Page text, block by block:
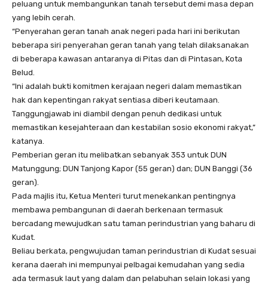
peluang untuk membangunkan tanah tersebut demi masa depan
yang lebih cerah.
“Penyerahan geran tanah anak negeri pada hari ini berikutan
beberapa siri penyerahan geran tanah yang telah dilaksanakan
di beberapa kawasan antaranya di Pitas dan di Pintasan, Kota
Belud.
“Ini adalah bukti komitmen kerajaan negeri dalam memastikan
hak dan kepentingan rakyat sentiasa diberi keutamaan.
Tanggungjawab ini diambil dengan penuh dedikasi untuk
memastikan kesejahteraan dan kestabilan sosio ekonomi rakyat,”
katanya.
Pemberian geran itu melibatkan sebanyak 353 untuk DUN
Matunggung; DUN Tanjong Kapor (55 geran) dan; DUN Banggi (36
geran).
Pada majlis itu, Ketua Menteri turut menekankan pentingnya
membawa pembangunan di daerah berkenaan termasuk
bercadang mewujudkan satu taman perindustrian yang baharu di
Kudat.
Beliau berkata, pengwujudan taman perindustrian di Kudat sesuai
kerana daerah ini mempunyai pelbagai kemudahan yang sedia
ada termasuk laut yang dalam dan pelabuhan selain lokasi yang